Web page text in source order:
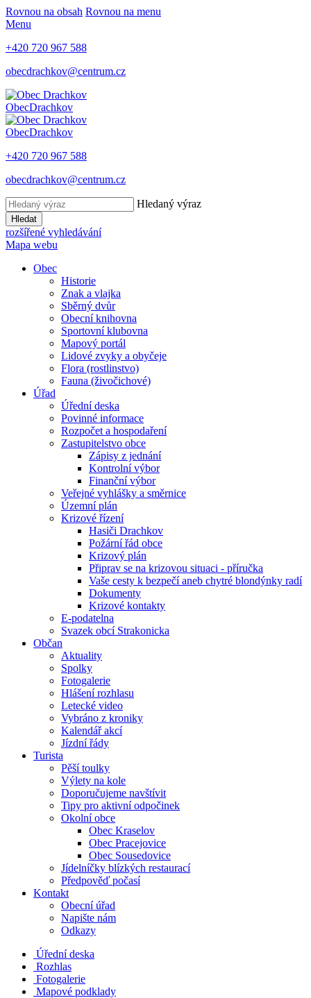
Rovnou na obsah Rovnou na menu
Menu
+420 720 967 588
obecdrachkov@centrum.cz
ObecDrachkov
ObecDrachkov
+420 720 967 588
obecdrachkov@centrum.cz
Hledaný výraz
Hledat
rozšířené vyhledávání
Mapa webu
Obec
Historie
Znak a vlajka
Sběrný dvůr
Obecní knihovna
Sportovní klubovna
Mapový portál
Lidové zvyky a obyčeje
Flora (rostlinstvo)
Fauna (živočichové)
Úřad
Úřední deska
Povinné informace
Rozpočet a hospodaření
Zastupitelstvo obce
Zápisy z jednání
Kontrolní výbor
Finanční výbor
Veřejné vyhlášky a směrnice
Územní plán
Krizové řízení
Hasiči Drachkov
Požární řád obce
Krizový plán
Připrav se na krizovou situaci - příručka
Vaše cesty k bezpečí aneb chytré blondýnky radí
Dokumenty
Krizové kontakty
E-podatelna
Svazek obcí Strakonicka
Občan
Aktuality
Spolky
Fotogalerie
Hlášení rozhlasu
Letecké video
Vybráno z kroniky
Kalendář akcí
Jízdní řády
Turista
Pěší toulky
Výlety na kole
Doporučujeme navštívit
Tipy pro aktivní odpočinek
Okolní obce
Obec Kraselov
Obec Pracejovice
Obec Sousedovice
Jídelníčky blízkých restaurací
Předpověď počasí
Kontakt
Obecní úřad
Napište nám
Odkazy
Úřední deska
Rozhlas
Fotogalerie
Mapové podklady